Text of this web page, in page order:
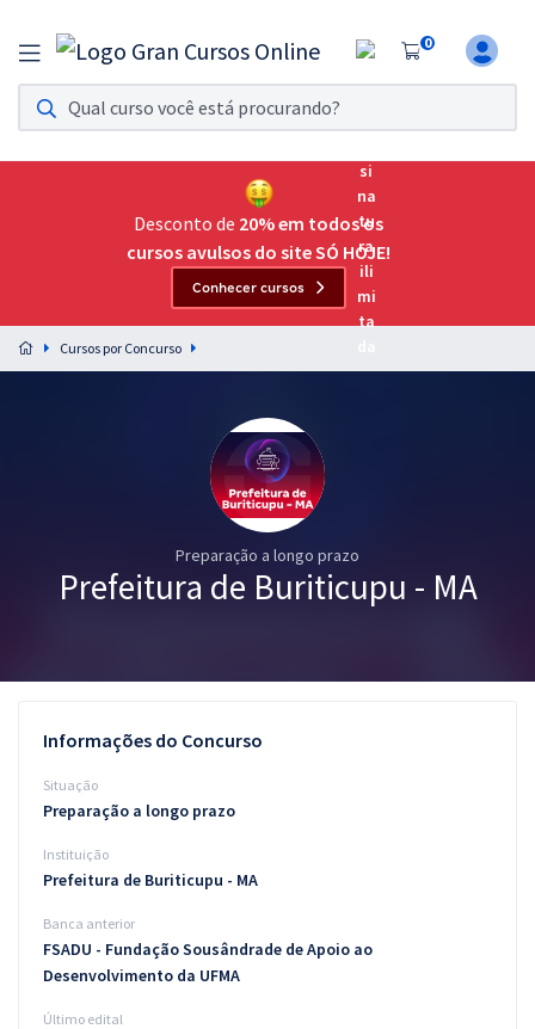
0
Assinatura Ilimitada 11
Acesso a todos os cursos. Teste grátis por 7 dias!
Assinatura OAB Até Passar
Acesso ilimitado a toda preparação para o Exame da
Preparação completa e intensiva para as principais
residências em saúde do Brasil
Graduação
Questões grátis
Blog
Aprovados
Desconto de 20% em todos os
cursos avulsos do site SÓ HOJE!
Conhecer cursos
Cursos por Concurso
Preparação a longo prazo
Prefeitura de Buriticupu - MA
Informações do Concurso
Situação
Preparação a longo prazo
Instituição
Prefeitura de Buriticupu - MA
Banca anterior
FSADU - Fundação Sousândrade de Apoio ao
Desenvolvimento da UFMA
Último edital